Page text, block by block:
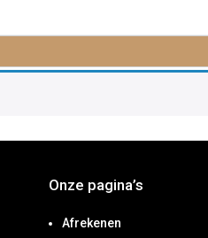
Onze pagina’s
Afrekenen